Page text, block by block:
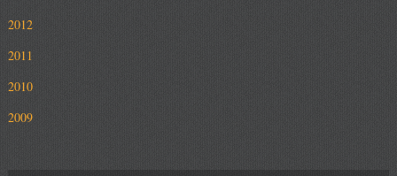
2012
2011
2010
2009